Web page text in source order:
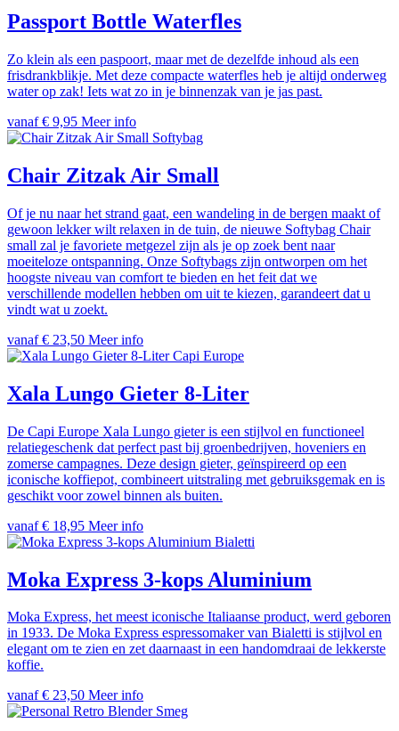
Passport Bottle Waterfles
Zo klein als een paspoort, maar met de dezelfde inhoud als een
frisdrankblikje. Met deze compacte waterfles heb je altijd onderweg
water op zak! Iets wat zo in je binnenzak van je jas past.
vanaf € 9,95 Meer info
Softybag
Chair Zitzak Air Small
Of je nu naar het strand gaat, een wandeling in de bergen maakt of
gewoon lekker wilt relaxen in de tuin, de nieuwe Softybag Chair
small zal je favoriete metgezel zijn als je op zoek bent naar
moeiteloze ontspanning. Onze Softybags zijn ontworpen om het
hoogste niveau van comfort te bieden en het feit dat we
verschillende modellen hebben om uit te kiezen, garandeert dat u
vindt wat u zoekt.
vanaf € 23,50 Meer info
Capi Europe
Xala Lungo Gieter 8-Liter
De Capi Europe Xala Lungo gieter is een stijlvol en functioneel
relatiegeschenk dat perfect past bij groenbedrijven, hoveniers en
zomerse campagnes. Deze design gieter, geïnspireerd op een
iconische koffiepot, combineert uitstraling met gebruiksgemak en is
geschikt voor zowel binnen als buiten.
vanaf € 18,95 Meer info
Bialetti
Moka Express 3-kops Aluminium
Moka Express, het meest iconische Italiaanse product, werd geboren
in 1933. De Moka Express espressomaker van Bialetti is stijlvol en
elegant om te zien en zet daarnaast in een handomdraai de lekkerste
koffie.
vanaf € 23,50 Meer info
Smeg